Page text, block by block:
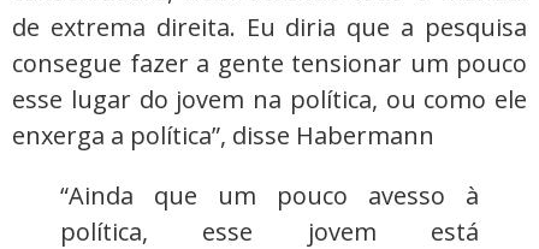
de extrema direita. Eu diria que a pesquisa
consegue fazer a gente tensionar um pouco
esse lugar do jovem na política, ou como ele
enxerga a política”, disse Habermann
“Ainda que um pouco avesso à
política, esse jovem está